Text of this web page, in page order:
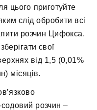
цього приготуйте
слід обробити всі
розчин Цифокса.
свої
від 1,5 (0,01%
місяців.
розчин –